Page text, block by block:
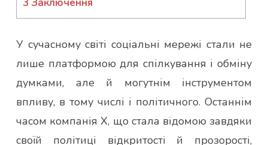
У сучасному світі соціальні мережі стали не
лише платформою для спілкування і обміну
думками, але й могутнім інструментом
впливу, в тому числі і політичного. Останнім
часом компанія X, що стала відомою завдяки
своїй політиці відкритості й прозорості,